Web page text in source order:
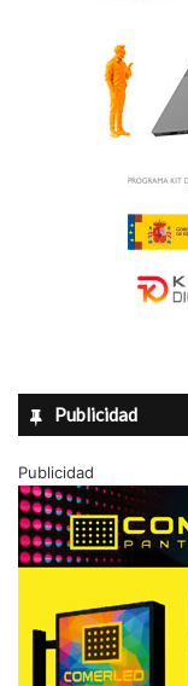
Publicidad
Publicidad